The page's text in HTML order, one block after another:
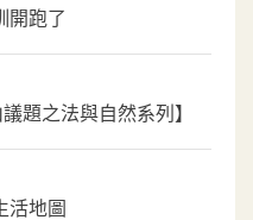
開跑了
題之法與自然系列】
地圖